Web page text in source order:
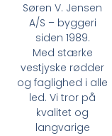
Søren V. Jensen
A/S – byggeri
siden 1989.
Med stærke
vestjyske rødder
og faglighed i alle
led. Vi tror på
kvalitet og
langvarige